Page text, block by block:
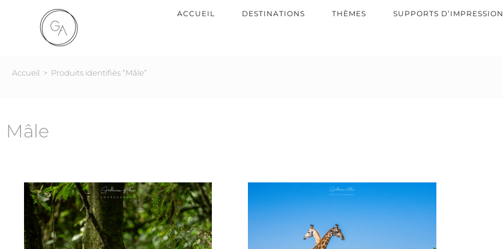
ACCUEIL DESTINATIONS THÈMES SUPPORTS D’IMPRESSION
Accueil > Produits identifiés “Mâle”
Mâle